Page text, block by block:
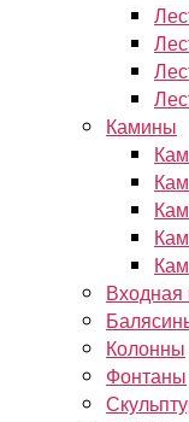
Камины
Входная
Колонны
Фонтаны